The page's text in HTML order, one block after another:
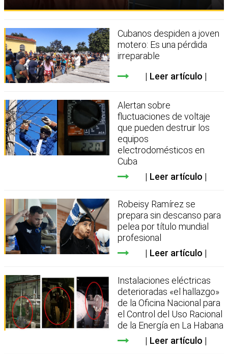
Cubanos despiden a joven
motero: Es una pérdida
irreparable
Leer artículo
Alertan sobre
fluctuaciones de voltaje
que pueden destruir los
equipos
electrodomésticos en
Cuba
Leer artículo
Robeisy Ramírez se
prepara sin descanso para
pelea por título mundial
profesional
Leer artículo
Instalaciones eléctricas
deterioradas «el hallazgo»
de la Oficina Nacional para
el Control del Uso Racional
de la Energía en La Habana
Leer artículo